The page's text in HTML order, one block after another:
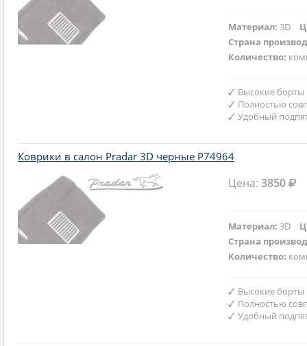
Материал:3D
Страна
Количество:
Высокие борты
Полностью
Удобный
Коврики в салон Pradar 3D черные P74964
Цена:3850
Материал:3D
Страна
Количество:
Высокие борты
Полностью
Удобный